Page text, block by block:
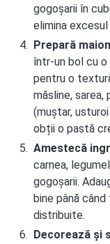
gogoșarii în
elimina
Prepară
într-un bol cu
pentru o
măsline,
(muștar,
obții o pastă
Amestecă
carnea,
gogoșarii.
bine până
distribuite.
Decorează și